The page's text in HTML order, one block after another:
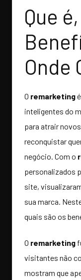
Que
Onde
O remarketing
inteligentes do
para atrair
reconquistar
negócio. Com o
personalizados
site,
sua marca.
quais são os
O remarketing
visitantes não
mostram que